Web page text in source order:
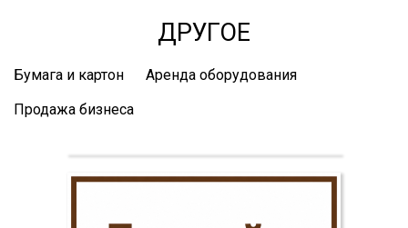
ДРУГОЕ
Бумага и картон
Аренда оборудования
Продажа бизнеса